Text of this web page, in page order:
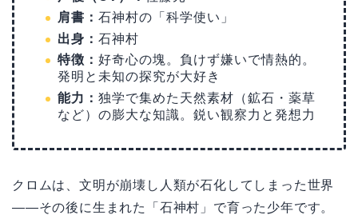
肩書： 石神村の「科学使い」
出身： 石神村
特徴： 好奇心の塊。負けず嫌いで情熱的。
発明と未知の探究が大好き
能力： 独学で集めた天然素材（鉱石・薬草
など）の膨大な知識。鋭い観察力と発想力
クロムは、文明が崩壊し人類が石化してしまった世界
——その後に生まれた「石神村」で育った少年です。